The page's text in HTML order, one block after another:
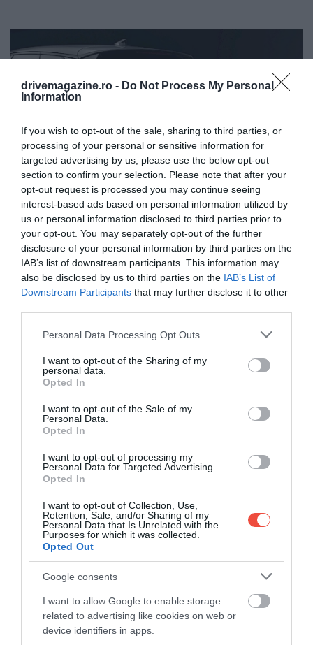
drivemagazine.ro - Do Not Process My Personal
Information
If you wish to opt-out of the sale, sharing to third parties, or
processing of your personal or sensitive information for
targeted advertising by us, please use the below opt-out
section to confirm your selection. Please note that after your
opt-out request is processed you may continue seeing
interest-based ads based on personal information utilized by
us or personal information disclosed to third parties prior to
your opt-out. You may separately opt-out of the further
disclosure of your personal information by third parties on the
IAB’s list of downstream participants. This information may
also be disclosed by us to third parties on the IAB’s List of
Downstream Participants that may further disclose it to other
Please note that this website/app uses one or more Google
not limited to your visit or usage behaviour. You may click to
grant or deny consent to Google and its third-party tags to
use your data for below specified purposes in below Google
consent section.
Personal Data Processing Opt Outs
I want to opt-out of the Sharing of my
personal data.
Opted In
I want to opt-out of the Sale of my
Personal Data.
Opted In
I want to opt-out of processing my
Personal Data for Targeted Advertising.
Opted In
I want to opt-out of Collection, Use,
Retention, Sale, and/or Sharing of my
Personal Data that Is Unrelated with the
Purposes for which it was collected.
Opted Out
Google consents
I want to allow Google to enable storage
related to advertising like cookies on web or
device identifiers in apps.
Foto: